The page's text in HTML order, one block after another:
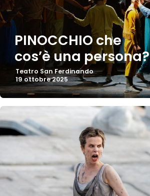
PINOCCHIO che
cos’è una persona?
Teatro San Ferdinando
19 ottobre 2025